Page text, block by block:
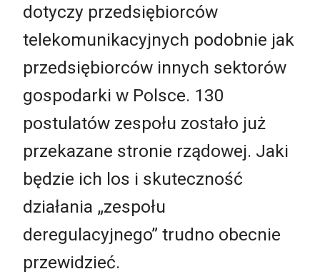
dotyczy przedsiębiorców
telekomunikacyjnych podobnie jak
przedsiębiorców innych sektorów
gospodarki w Polsce. 130
postulatów zespołu zostało już
przekazane stronie rządowej. Jaki
będzie ich los i skuteczność
działania „zespołu
deregulacyjnego” trudno obecnie
przewidzieć.